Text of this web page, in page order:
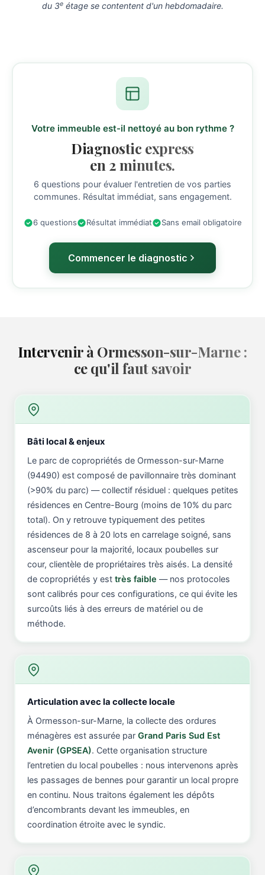
du 3eétage se contentent d'un hebdomadaire.
Votre immeuble est-il nettoyé au bon rythme ?
Diagnostic express
en 2 minutes.
6 questions pour évaluer l'entretien de vos parties
communes. Résultat immédiat, sans engagement.
6 questions Résultat immédiat Sans email obligatoire
Commencer le diagnostic
Intervenir à Ormesson-sur-Marne :
ce qu'il faut savoir
Bâti local & enjeux
Le parc de copropriétés de Ormesson-sur-Marne
(94490) est composé de pavillonnaire très dominant
(>90% du parc) — collectif résiduel : quelques petites
résidences en Centre-Bourg (moins de 10% du parc
total). On y retrouve typiquement des petites
résidences de 8 à 20 lots en carrelage soigné, sans
ascenseur pour la majorité, locaux poubelles sur
cour, clientèle de propriétaires très aisés. La densité
de copropriétés y est très faible — nos protocoles
sont calibrés pour ces configurations, ce qui évite les
surcoûts liés à des erreurs de matériel ou de
méthode.
Articulation avec la collecte locale
À Ormesson-sur-Marne, la collecte des ordures
ménagères est assurée par Grand Paris Sud Est
Avenir (GPSEA). Cette organisation structure
l’entretien du local poubelles : nous intervenons après
les passages de bennes pour garantir un local propre
en continu. Nous traitons également les dépôts
d’encombrants devant les immeubles, en
coordination étroite avec le syndic.